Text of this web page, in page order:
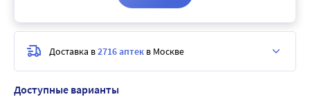
Доступные варианты
Доставка в2716 аптек в Москве